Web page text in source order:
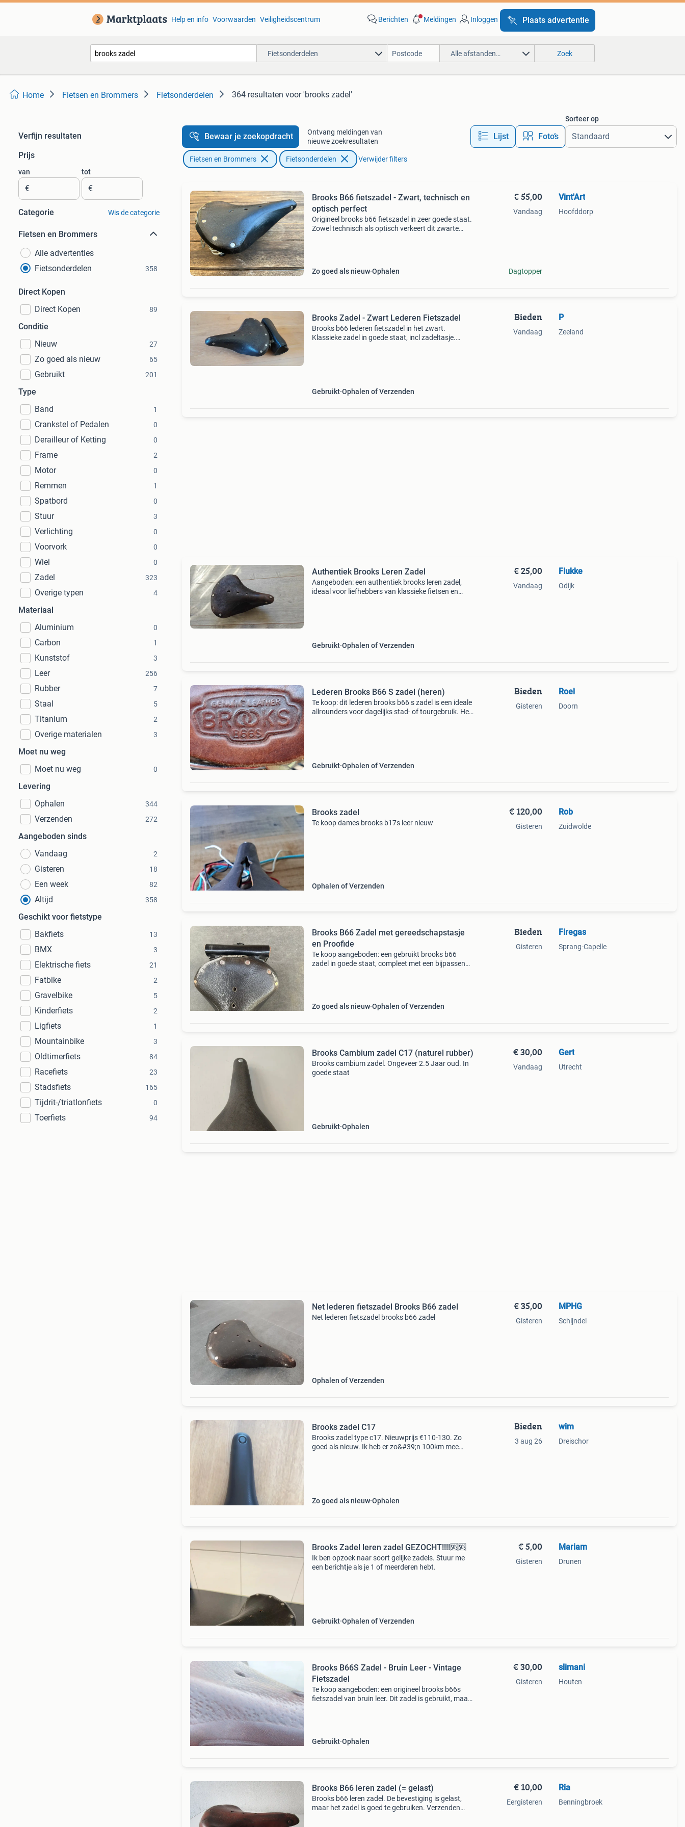
Help en info Voorwaarden Veiligheidscentrum Berichten Meldingen Inloggen Plaats advertentie
Fietsonderdelen Alle afstanden… Zoek
Home Fietsen en Brommers Fietsonderdelen 364 resultaten voor 'brooks zadel'
Verfijn resultaten
Prijs
van
€
tot
€
Categorie Wis de categorie
Fietsen en Brommers
Alle advertenties
Fietsonderdelen
358
Direct Kopen
Direct Kopen
89
Conditie
Nieuw
27
Zo goed als nieuw 65
Gebruikt 201
Type
Band
1
Crankstel of Pedalen 0
Derailleur of Ketting 0
Frame 2
Motor 0
Remmen 1
Spatbord 0
Stuur 3
Verlichting 0
Voorvork 0
Wiel 0
Zadel 323
Overige typen 4
Materiaal
Aluminium
0
Carbon 1
Kunststof 3
Leer 256
Rubber 7
Staal 5
Titanium 2
Overige materialen 3
Moet nu weg
Moet nu weg
0
Levering
Ophalen
344
Verzenden 272
Aangeboden sinds
Vandaag
2
Gisteren 18
Een week 82
Altijd 358
Geschikt voor fietstype
Bakfiets
13
BMX 3
Elektrische fiets 21
Fatbike 2
Gravelbike 5
Kinderfiets 2
Ligfiets 1
Mountainbike 3
Oldtimerfiets 84
Racefiets 23
Stadsfiets 165
Tijdrit-/triatlonfiets 0
Toerfiets 94
Bewaar je zoekopdracht
Ontvang meldingen van
nieuwe zoekresultaten
Lijst Foto’s
Sorteer op
Fietsen en Brommers Fietsonderdelen Verwijder filters
Brooks B66 fietszadel - Zwart, technisch en
optisch perfect
Origineel brooks b66 fietszadel in zeer goede staat.
Zowel technisch als optisch verkeert dit zwarte
Zo goed als nieuw Ophalen
€ 55,00
Vandaag
Dagtopper
Vint'Art
Hoofddorp
Brooks Zadel - Zwart Lederen Fietszadel
Brooks b66 lederen fietszadel in het zwart.
Klassieke zadel in goede staat, incl zadeltasje.
Gebruikt Ophalen of Verzenden
Bieden
Vandaag
P
Zeeland
Authentiek Brooks Leren Zadel
Aangeboden: een authentiek brooks leren zadel,
ideaal voor liefhebbers van klassieke fietsen en
Gebruikt Ophalen of Verzenden
€ 25,00
Vandaag
Flukke
Odijk
Lederen Brooks B66 S zadel (heren)
Te koop: dit lederen brooks b66 s zadel is een ideale
allrounders voor dagelijks stad- of tourgebruik. Het
Gebruikt Ophalen of Verzenden
Bieden
Gisteren
Roel
Doorn
Brooks zadel
Te koop dames brooks b17s leer nieuw
Ophalen of Verzenden
€ 120,00
Gisteren
Rob
Zuidwolde
Brooks B66 Zadel met gereedschapstasje
en Proofide
Te koop aangeboden: een gebruikt brooks b66
zadel in goede staat, compleet met een bijpassend
Zo goed als nieuw Ophalen of Verzenden
Bieden
Gisteren
Firegas
Sprang-Capelle
Brooks Cambium zadel C17 (naturel rubber)
Brooks cambium zadel. Ongeveer 2.5 Jaar oud. In
goede staat
Gebruikt Ophalen
€ 30,00
Vandaag
Gert
Utrecht
Net lederen fietszadel Brooks B66 zadel
Net lederen fietszadel brooks b66 zadel
Ophalen of Verzenden
€ 35,00
Gisteren
MPHG
Schijndel
Brooks zadel C17
Brooks zadel type c17. Nieuwprijs €110-130. Zo
goed als nieuw. Ik heb er zo&#39;n 100km mee
Zo goed als nieuw Ophalen
Bieden
3 aug 26
wim
Dreischor
Brooks Zadel leren zadel GEZOCHT!!!!🆘🆘
Ik ben opzoek naar soort gelijke zadels. Stuur me
een berichtje als je 1 of meerderen hebt.
Gebruikt Ophalen of Verzenden
€ 5,00
Gisteren
Mariam
Drunen
Brooks B66S Zadel - Bruin Leer - Vintage
Fietszadel
Te koop aangeboden: een origineel brooks b66s
fietszadel van bruin leer. Dit zadel is gebruikt, maar
Gebruikt Ophalen
€ 30,00
Gisteren
slimani
Houten
Brooks B66 leren zadel (= gelast)
Brooks b66 leren zadel. De bevestiging is gelast,
maar het zadel is goed te gebruiken. Verzenden
€ 10,00
Eergisteren
Ria
Benningbroek